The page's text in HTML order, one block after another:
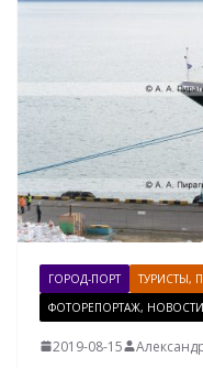
ГОРОД-ПОРТ
ТУРИСТЫ,
ФОТОРЕПОРТАЖ, НОВОСТИ
2019-08-15